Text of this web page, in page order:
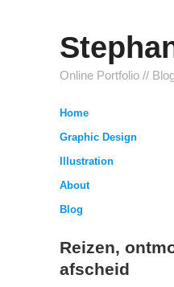
Online Portfolio //
Home
Graphic Design
Illustration
About
Blog
Reizen,
afscheid